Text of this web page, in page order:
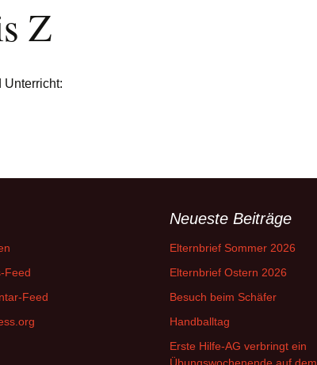
Z
Unterricht:
Feed
Feed
Neueste Beiträge
Elternbrief Sommer 2026
Elternbrief Ostern 2026
Besuch beim Schäfer
Handballtag
Erste Hilfe-AG verbringt ein